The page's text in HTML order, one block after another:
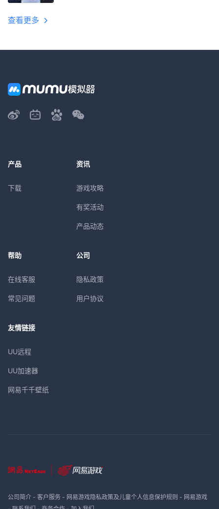
查看更多
产品
下载
资讯
游戏攻略
有奖活动
产品动态
帮助
在线客服
常见问题
公司
隐私政策
用户协议
友情链接
UU远程
UU加速器
网易千千壁纸
公司简介- 客户服务- 网易游戏隐私政策及儿童个人信息保护规则 - 网易游戏